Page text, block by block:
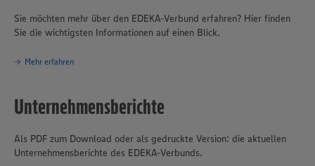
Sie möchten mehr über den EDEKA-Verbund erfahren? Hier finden
Sie die wichtigsten Informationen auf einen Blick.
Mehr erfahren
Unternehmensberichte
Als PDF zum Download oder als gedruckte Version: die aktuellen
Unternehmensberichte des EDEKA-Verbunds.